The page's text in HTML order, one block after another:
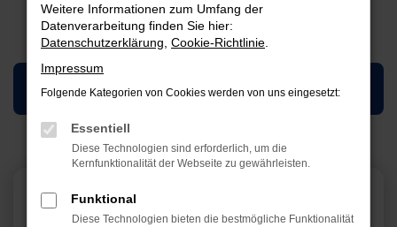
Servicetermin vereinbaren
Weitere Informationen zum Umfang der
Datenverarbeitung finden Sie hier:
Datenschutzerklärung Cookie-Richtlinie
Impressum
Folgende Kategorien von Cookies werden von uns eingesetzt:
Essentiell
Diese Technologien sind erforderlich, um die
Kernfunktionalität der Webseite zu gewährleisten.
Funktional
Diese Technologien bieten die bestmögliche Funktionalität